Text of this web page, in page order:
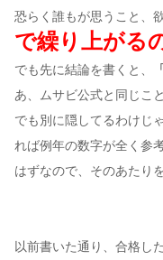
恐らく誰もが思うこと、
で繰り上がる
でも先に結論を書くと、
あ、ムサビ公式と同じこ
でも別に隠してるわけじ
れば例年の数字が全く参
はずなので、そのあたり
以前書いた通り、合格し